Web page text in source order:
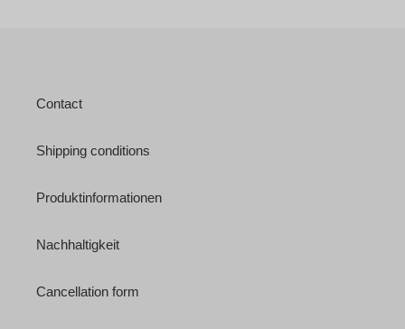
Contact
Shipping conditions
Produktinformationen
Nachhaltigkeit
Cancellation form